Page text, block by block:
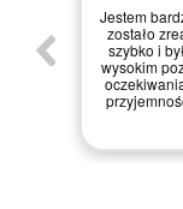
Jestem
zostało
szybko i
wysokim